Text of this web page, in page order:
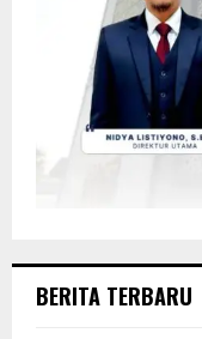
BERITA TERBARU